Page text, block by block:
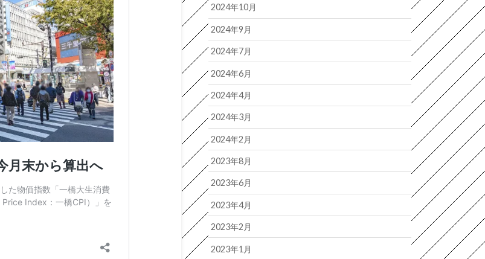
2024年10月
2024年9月
2024年7月
2024年6月
2024年4月
2024年3月
2024年2月
2023年8月
2023年6月
2023年4月
2023年2月
2023年1月